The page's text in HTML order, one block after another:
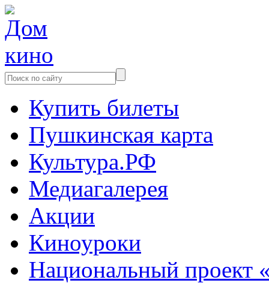
Купить билеты
Пушкинская карта
Культура.РФ
Медиагалерея
Акции
Киноуроки
Национальный проект